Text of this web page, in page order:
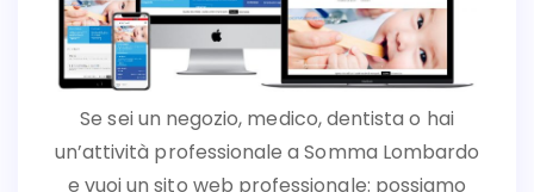
Se sei un negozio, medico, dentista o hai
un’attività professionale a Somma Lombardo
e vuoi un sito web professionale: possiamo